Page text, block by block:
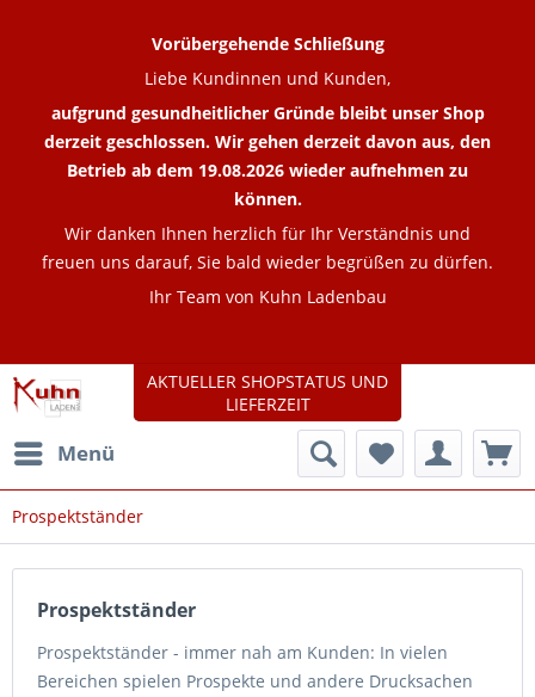
Menü
Prospektständer
Prospektständer
Prospektständer - immer nah am Kunden: In vielen
Bereichen spielen Prospekte und andere Drucksachen
AKTUELLER SHOPSTATUS UND
LIEFERZEIT
Vorübergehende Schließung
Liebe Kundinnen und Kunden,
aufgrund gesundheitlicher Gründe bleibt unser Shop
derzeit geschlossen. Wir gehen derzeit davon aus, den
Betrieb ab dem 19.08.2026 wieder aufnehmen zu
können.
Wir danken Ihnen herzlich für Ihr Verständnis und
freuen uns darauf, Sie bald wieder begrüßen zu dürfen.
Ihr Team von Kuhn Ladenbau